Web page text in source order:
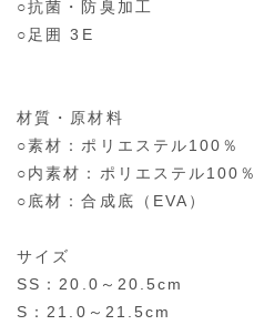
○抗菌・防臭加工
○足囲 3E
材質・原材料
○素材：ポリエステル100％
○内素材：ポリエステル100％
○底材：合成底（EVA）
サイズ
SS：20.0～20.5cm
S：21.0～21.5cm